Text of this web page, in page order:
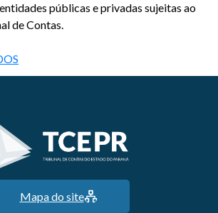
públicas e privadas sujeitas ao
de Contas.
Mapa do site